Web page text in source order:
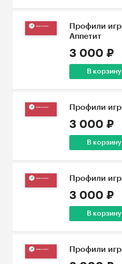
Профили
Аппетит
3 000 ₽
В корзину
Профили
3 000 ₽
В корзину
Профили
3 000 ₽
В корзину
Профили